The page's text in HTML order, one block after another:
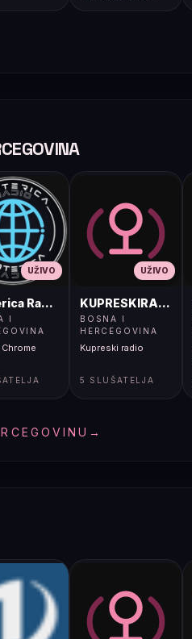
UŽIVO
Radio S1
I
UŽIVO
KUPRESKIRADIO
BOSNA I
HERCEGOVINA
Kupreski radio
5 SLUŠATELJA
→